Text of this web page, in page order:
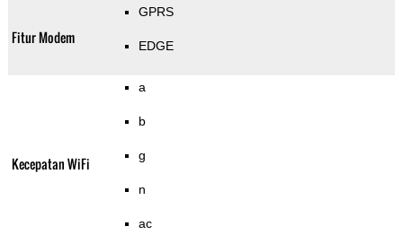
Fitur Modem
GPRS
EDGE
Kecepatan WiFi
a
b
g
n
ac